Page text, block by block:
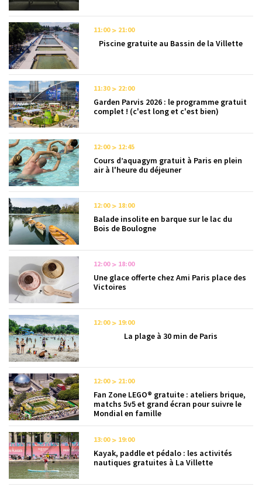
11:00 21:00
Piscine gratuite au Bassin de la Villette
11:30 22:00
Garden Parvis 2026 : le programme gratuit
complet ! (c'est long et c'est bien)
12:00 12:45
Cours d’aquagym gratuit à Paris en plein
air à l'heure du déjeuner
12:00 18:00
Balade insolite en barque sur le lac du
Bois de Boulogne
12:00 18:00
Une glace offerte chez Ami Paris place des
Victoires
12:00 19:00
La plage à 30 min de Paris
12:00 21:00
Fan Zone LEGO® gratuite : ateliers brique,
matchs 5v5 et grand écran pour suivre le
Mondial en famille
13:00 19:00
Kayak, paddle et pédalo : les activités
nautiques gratuites à La Villette